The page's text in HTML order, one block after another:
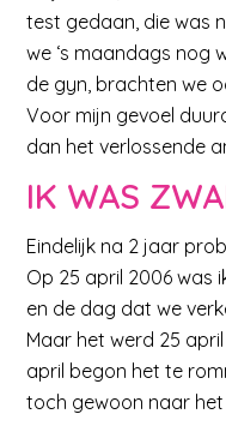
test gedaan, die was
we ‘s maandags nog
de gyn, brachten we
Voor mijn gevoel
dan het verlossende
IK WAS
Eindelijk na 2 jaar
Op 25 april 2006 was
en de dag dat we
Maar het werd 25
april begon het te
toch gewoon naar